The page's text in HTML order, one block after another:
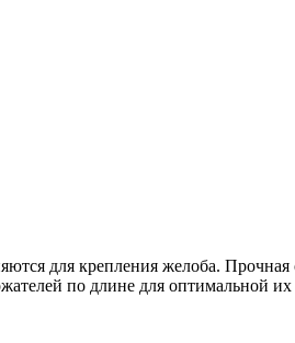
для крепления желоба.
по длине для оптимальной